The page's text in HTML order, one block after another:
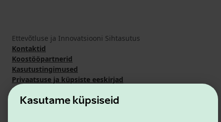
Kasutame küpsiseid
Ettevõtluse ja Innovatsiooni Sihtasutus
Kontaktid
Koostööpartnerid
Kasutustingimused
Privaatsuse ja küpsiste eeskirjad